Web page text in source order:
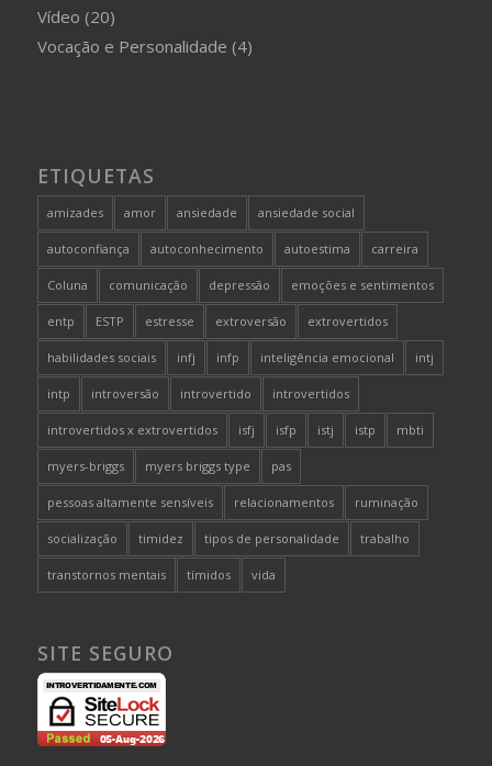
Vídeo (20)
Vocação e Personalidade (4)
ETIQUETAS
amizades amor ansiedade ansiedade social
autoconfiança autoconhecimento autoestima carreira
Coluna comunicação depressão emoções e sentimentos
entp ESTP estresse extroversão extrovertidos
habilidades sociais infj infp inteligência emocional intj
intp introversão introvertido introvertidos
introvertidos x extrovertidos isfj isfp istj istp mbti
myers-briggs myers briggs type pas
pessoas altamente sensíveis relacionamentos ruminação
socialização timidez tipos de personalidade trabalho
transtornos mentais tímidos vida
SITE SEGURO